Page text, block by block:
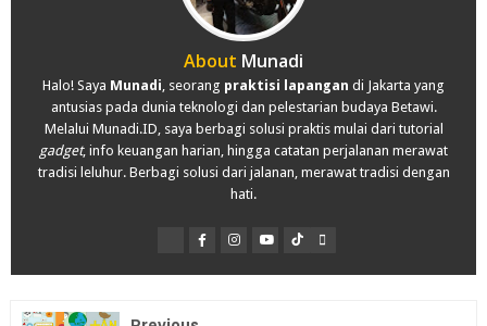
About Munadi
Halo! Saya Munadi, seorang praktisi lapangan di Jakarta yang
antusias pada dunia teknologi dan pelestarian budaya Betawi.
Melalui Munadi.ID, saya berbagi solusi praktis mulai dari tutorial
gadget, info keuangan harian, hingga catatan perjalanan merawat
tradisi leluhur. Berbagi solusi dari jalanan, merawat tradisi dengan
hati.